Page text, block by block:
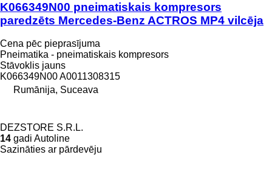
K066349N00 pneimatiskais kompresors
paredzēts Mercedes-Benz ACTROS MP4 vilcēja
Cena pēc pieprasījuma
Pneimatika - pneimatiskais kompresors
Stāvoklis jauns
K066349N00 A0011308315
Rumānija, Suceava
DEZSTORE S.R.L.
14 gadi Autoline
Sazināties ar pārdevēju